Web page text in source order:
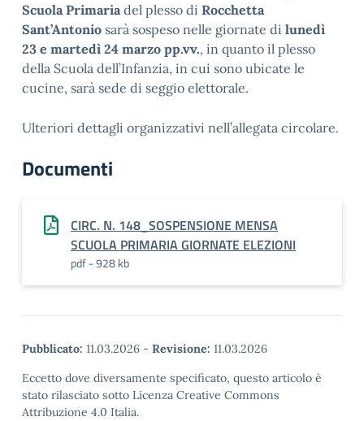
Scuola Primariadel plesso di Rocchetta
Sant’Antonio sarà sospeso nelle giornate di lunedì
23 e martedì 24 marzo pp.vv., in quanto il plesso
della Scuola dell’Infanzia, in cui sono ubicate le
cucine, sarà sede di seggio elettorale.
Ulteriori dettagli organizzativi nell’allegata circolare.
Documenti
CIRC. N. 148_SOSPENSIONE MENSA
SCUOLA PRIMARIA GIORNATE ELEZIONI
pdf - 928 kb
Pubblicato: 11.03.2026 - Revisione: 11.03.2026
Eccetto dove diversamente specificato, questo articolo è
stato rilasciato sotto Licenza Creative Commons
Attribuzione 4.0 Italia.